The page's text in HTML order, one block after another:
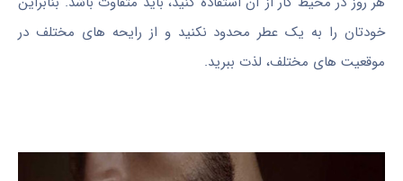
خودتان را به یک عطر محدود نکنید و از رایحه های مختلف در
موقعیت های مختلف، لذت ببرید.